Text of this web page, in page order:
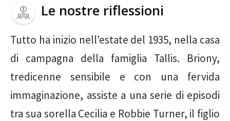
Le nostre riflessioni
Tutto ha inizio nell’estate del 1935, nella casa
di campagna della famiglia Tallis. Briony,
tredicenne sensibile e con una fervida
immaginazione, assiste a una serie di episodi
tra sua sorella Cecilia e Robbie Turner, il figlio